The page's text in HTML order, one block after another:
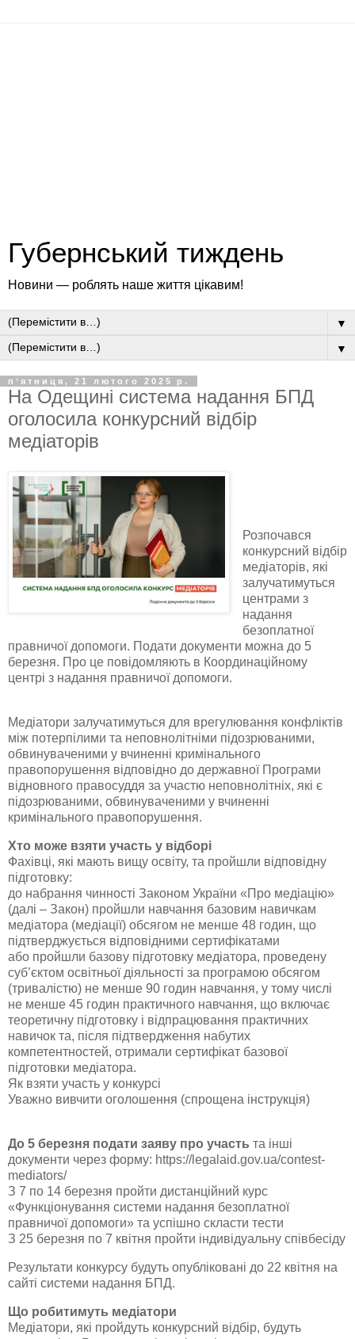
Губернський тиждень
Новини — роблять наше життя цікавим!
▼
▼
пʼятниця, 21 лютого 2025 р.
На Одещині система надання БПД
оголосила конкурсний відбір
медіаторів
Розпочався
конкурсний відбір
медіаторів, які
залучатимуться
центрами з
надання
безоплатної
правничої допомоги. Подати документи можна до 5
березня. Про це повідомляють в Координаційному
центрі з надання правничої допомоги.
Медіатори залучатимуться для врегулювання конфліктів
між потерпілими та неповнолітніми підозрюваними,
обвинуваченими у вчиненні кримінального
правопорушення відповідно до державної Програми
відновного правосуддя за участю неповнолітніх, які є
підозрюваними, обвинуваченими у вчиненні
кримінального правопорушення.
Хто може взяти участь у відборі
Фахівці, які мають вищу освіту, та пройшли відповідну
підготовку:
до набрання чинності Законом України «Про медіацію»
(далі – Закон) пройшли навчання базовим навичкам
медіатора (медіації) обсягом не менше 48 годин, що
підтверджується відповідними сертифікатами
або пройшли базову підготовку медіатора, проведену
суб’єктом освітньої діяльності за програмою обсягом
(тривалістю) не менше 90 годин навчання, у тому числі
не менше 45 годин практичного навчання, що включає
теоретичну підготовку і відпрацювання практичних
навичок та, після підтвердження набутих
компетентностей, отримали сертифікат базової
підготовки медіатора.
Як взяти участь у конкурсі
Уважно вивчити оголошення (спрощена інструкція)
До 5 березня подати заяву про участь та інші
документи через форму: https://legalaid.gov.ua/contest-
mediators/
З 7 по 14 березня пройти дистанційний курс
«Функціонування системи надання безоплатної
правничої допомоги» та успішно скласти тести
З 25 березня по 7 квітня пройти індивідуальну співбесіду
Результати конкурсу будуть опубліковані до 22 квітня на
сайті системи надання БПД.
Що робитимуть медіатори
Медіатори, які пройдуть конкурсний відбір, будуть